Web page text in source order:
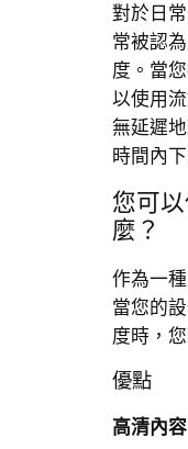
對於日
常被認
度。當
以使用
無延遲
時間內
您可
麼？
作為一
當您的
度時，
優點
高清內